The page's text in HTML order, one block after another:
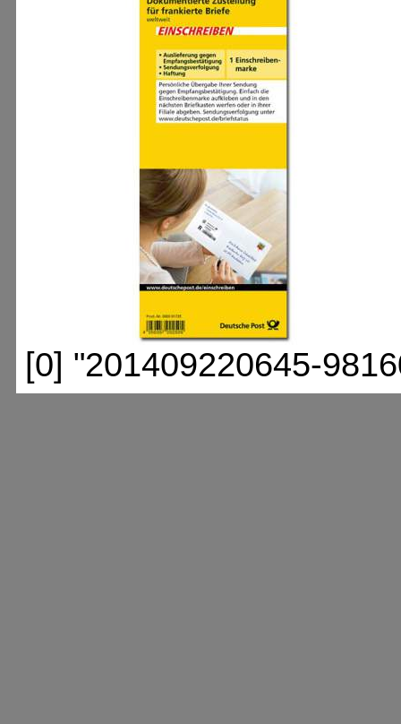
[0] "201409220645-